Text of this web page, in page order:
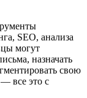
SEO, анализа
могут
назначать
свою
все это с